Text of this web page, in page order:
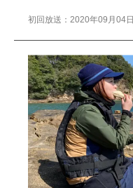
初回放送：2020年09月04日